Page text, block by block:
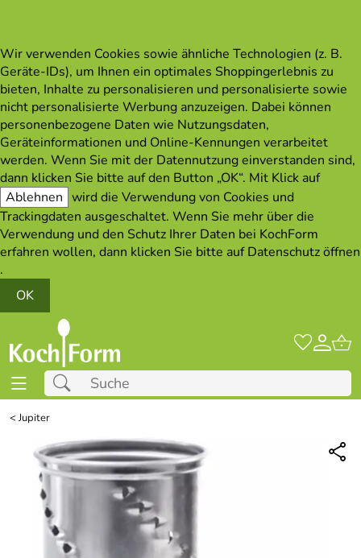
Wir verwenden Cookies sowie ähnliche Technologien (z. B.
Geräte-IDs), um Ihnen ein optimales Shoppingerlebnis zu
bieten, Inhalte zu personalisieren und personalisierte sowie
nicht personalisierte Werbung anzuzeigen. Dabei können
personenbezogene Daten wie Nutzungsdaten,
Geräteinformationen und Online-Kennungen verarbeitet
werden. Wenn Sie mit der Datennutzung einverstanden sind,
dann klicken Sie bitte auf den Button „OK“. Mit Klick auf
Ablehnen wird die Verwendung von Cookies und
Trackingdaten ausgeschaltet. Wenn Sie mehr über die
Verwendung und den Schutz Ihrer Daten bei KochForm
erfahren wollen, dann klicken Sie bitte aufDatenschutz öffnen
.
OK
<Jupiter